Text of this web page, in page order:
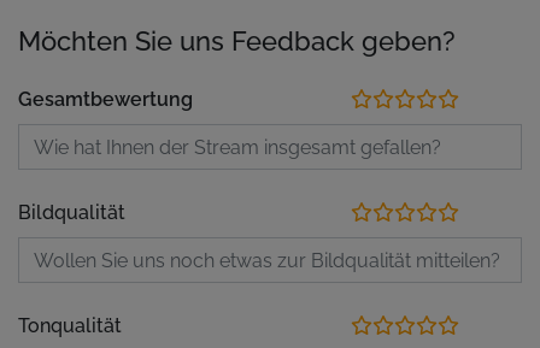
Möchten Sie uns Feedback geben?
Gesamtbewertung
Bildqualität
Tonqualität